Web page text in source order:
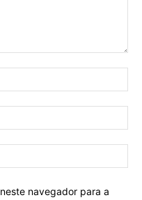
navegador para a